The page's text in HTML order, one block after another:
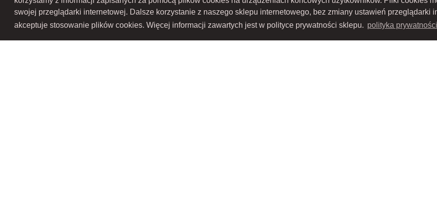
swojej przeglądarki internetowej. Dalsze korzystanie z naszego sklepu internetowego, bez zmiany ustawień przeglądarki
akceptuje stosowanie plików cookies. Więcej informacji zawartych jest w polityce prywatności sklepu. polityka